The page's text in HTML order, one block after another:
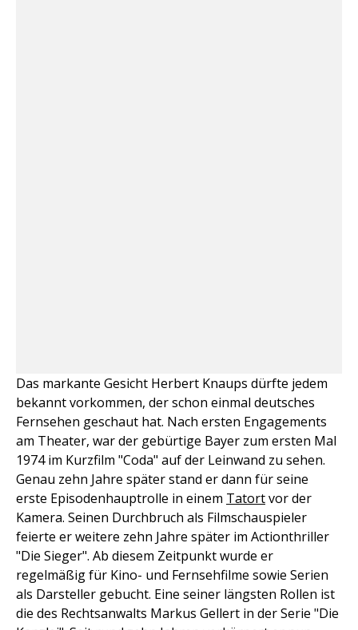
Das markante Gesicht Herbert Knaups dürfte jedem
bekannt vorkommen, der schon einmal deutsches
Fernsehen geschaut hat. Nach ersten Engagements
am Theater, war der gebürtige Bayer zum ersten Mal
1974 im Kurzfilm "Coda" auf der Leinwand zu sehen.
Genau zehn Jahre später stand er dann für seine
erste Episodenhauptrolle in einem Tatortvor der
Kamera. Seinen Durchbruch als Filmschauspieler
feierte er weitere zehn Jahre später im Actionthriller
"Die Sieger". Ab diesem Zeitpunkt wurde er
regelmäßig für Kino- und Fernsehfilme sowie Serien
als Darsteller gebucht. Eine seiner längsten Rollen ist
die des Rechtsanwalts Markus Gellert in der Serie "Die